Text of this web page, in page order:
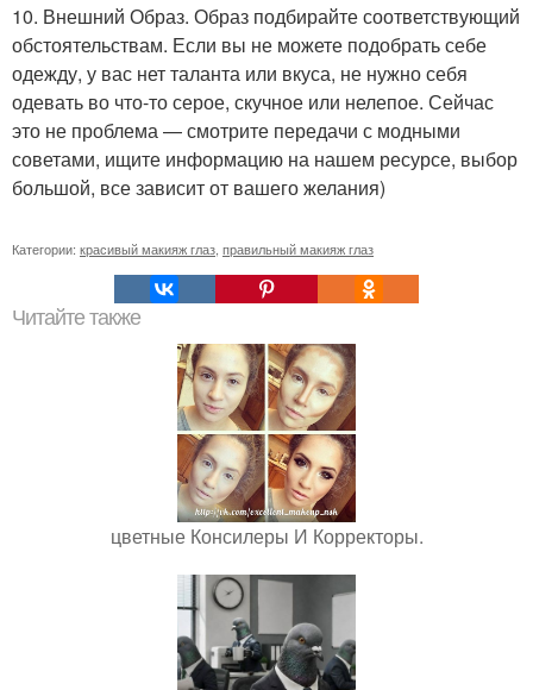
10. Внешний Образ. Образ подбирайте соответствующий
обстоятельствам. Если вы не можете подобрать себе
одежду, у вас нет таланта или вкуса, не нужно себя
одевать во что-то серое, скучное или нелепое. Сейчас
это не проблема — смотрите передачи с модными
советами, ищите информацию на нашем ресурсе, выбор
большой, все зависит от вашего желания)
Категории: красивый макияж глаз правильный макияж глаз
Читайте также
цветные Консилеры И Корректоры.